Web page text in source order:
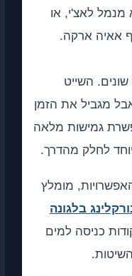
מנמל לאצ'י, או
אאיה ארקה.
השייט
מגביל את הזמן
גמישות מלאה
מומלץ
בלגונה
כניסה למים